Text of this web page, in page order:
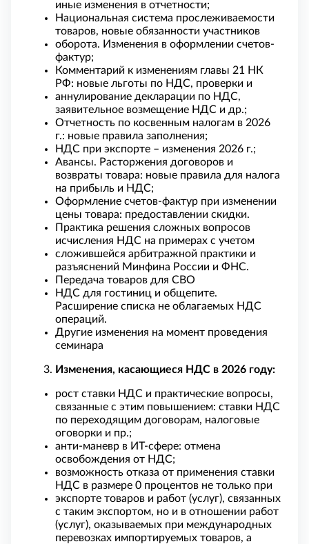
иные изменения в отчетности;
Национальная система прослеживаемости
товаров, новые обязанности участников
оборота. Изменения в оформлении счетов-
фактур;
Комментарий к изменениям главы 21 НК
РФ: новые льготы по НДС, проверки и
аннулирование декларации по НДС,
заявительное возмещение НДС и др.;
Отчетность по косвенным налогам в 2026
г.: новые правила заполнения;
НДС при экспорте – изменения 2026 г.;
Авансы. Расторжения договоров и
возвраты товара: новые правила для налога
на прибыль и НДС;
Оформление счетов-фактур при изменении
цены товара: предоставлении скидки.
Практика решения сложных вопросов
исчисления НДС на примерах с учетом
сложившейся арбитражной практики и
разъяснений Минфина России и ФНС.
Передача товаров для СВО
НДС для гостиниц и общепите.
Расширение списка не облагаемых НДС
операций.
Другие изменения на момент проведения
семинара
Изменения, касающиеся НДС в 2026 году:
рост ставки НДС и практические вопросы,
связанные с этим повышением: ставки НДС
по переходящим договорам, налоговые
оговорки и пр.;
анти-маневр в ИТ-сфере: отмена
освобождения от НДС;
возможность отказа от применения ставки
НДС в размере 0 процентов не только при
экспорте товаров и работ (услуг), связанных
с таким экспортом, но и в отношении работ
(услуг), оказываемых при международных
перевозках импортируемых товаров, а